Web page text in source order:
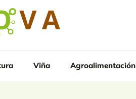
Viña Agroalimentación